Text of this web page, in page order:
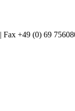
| Fax +49 (0) 69